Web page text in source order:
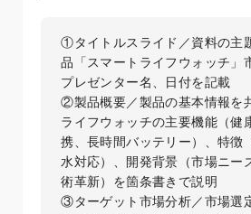
①タイトルスライド／資料の主
品「スマートライフウォッチ」
プレゼンター名、日付を記載
②製品概要／製品の基本情報を
ライフウォッチの主要機能（健
携、長時間バッテリー）、特徴
水対応）、開発背景（市場ニー
術革新）を箇条書きで説明
③ターゲット市場分析／市場選